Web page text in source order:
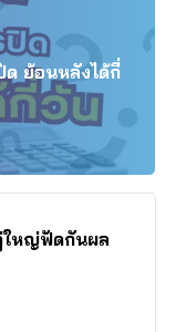
ย้อนหลังได้กี่
ใหญ่ฟัดกันผล